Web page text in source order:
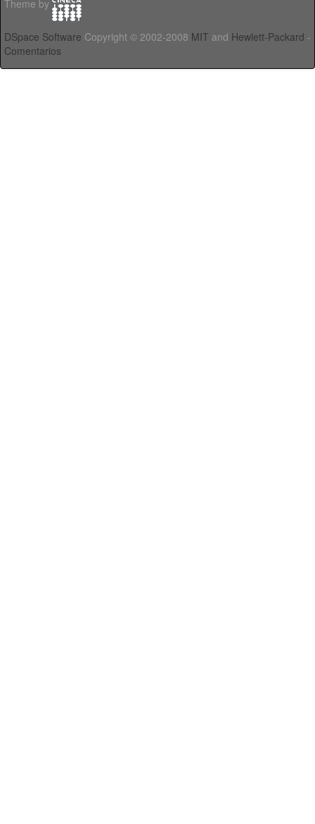
Theme by
DSpace Software Copyright © 2002-2008 MIT and Hewlett-Packard -
Comentarios